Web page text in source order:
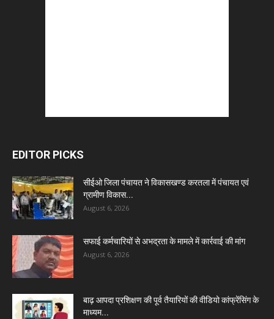
EDITOR PICKS
सीईओ जिला पंचायत ने विकासखण्ड करतला में पंचायत एवं
ग्रामीण विकास...
August 6, 2026
सफाई कर्मचारियों से अभद्रता के मामले में कार्रवाई की मांग
August 6, 2026
बाढ़ आपदा प्रशिक्षण की पूर्व तैयारियों की वीडियो कांफ्रेंसिंग के
माध्यम...